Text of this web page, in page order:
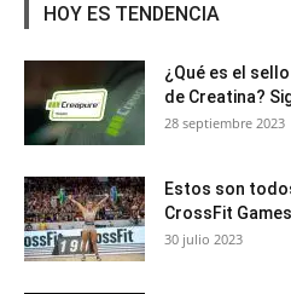
HOY ES TENDENCIA
¿Qué es el
de Creatina?
28 septiembre 2023
Estos son
CrossFit
30 julio 2023